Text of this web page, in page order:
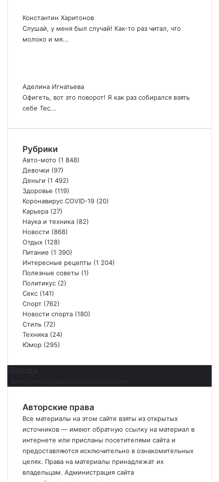
Константин Харитонов
Слушай, у меня был случай! Как-то раз читал, что
молоко и мя...
Аделина Игнатьева
Офигеть, вот это поворот! Я как раз собирался взять
себе Тес...
Рубрики
Авто-мото (1 848)
Девочки (97)
Деньги (1 492)
Здоровье (119)
Коронавирус COVID-19 (20)
Карьера (27)
Наука и техника (82)
Новости (868)
Отдых (128)
Питание (1 390)
Интересные рецепты (1 204)
Полезные советы (1)
Политикус (2)
Секс (141)
Спорт (762)
Новости спорта (180)
Стиль (72)
Техника (24)
Юмор (295)
Авторские права
Все материалы на этом сайте взяты из открытых
источников — имеют обратную ссылку на материал в
интернете или присланы посетителями сайта и
предоставляются исключительно в ознакомительных
целях. Права на материалы принадлежат их
владельцам. Администрация сайта